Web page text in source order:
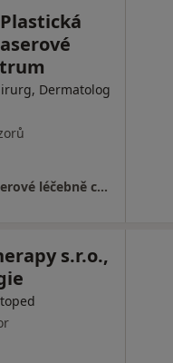
Dermatolog
Klinika LLC, Plastická chirurgie a laserové léčebně centrum
s.r.o.,